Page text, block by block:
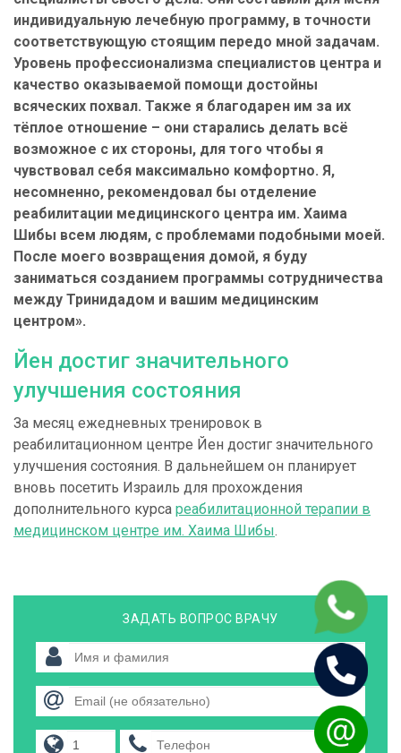
индивидуальную лечебную программу, в точности
соответствующую стоящим передо мной задачам.
Уровень профессионализма специалистов центра и
качество оказываемой помощи достойны
всяческих похвал. Также я благодарен им за их
тёплое отношение – они старались делать всё
возможное с их стороны, для того чтобы я
чувствовал себя максимально комфортно. Я,
несомненно, рекомендовал бы отделение
реабилитации медицинского центра им. Хаима
Шибы всем людям, с проблемами подобными моей.
После моего возвращения домой, я буду
заниматься созданием программы сотрудничества
между Тринидадом и вашим медицинским
центром».
Йен достиг значительного
улучшения состояния
За месяц ежедневных тренировок в
реабилитационном центре Йен достиг значительного
улучшения состояния. В дальнейшем он планирует
вновь посетить Израиль для прохождения
дополнительного курса реабилитационной терапии в
медицинском центре им. Хаима Шибы.
ЗАДАТЬ ВОПРОС ВРАЧУ